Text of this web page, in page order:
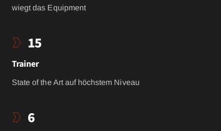
wiegt das Equipment
15
Trainer
State of the Art auf höchstem Niveau
6